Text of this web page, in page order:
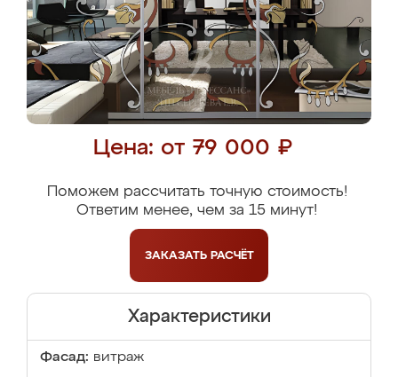
Цена: от 79 000 ₽
Поможем рассчитать точную стоимость!
Ответим менее, чем за 15 минут!
ЗАКАЗАТЬ РАСЧЁТ
Характеристики
Фасад: витраж